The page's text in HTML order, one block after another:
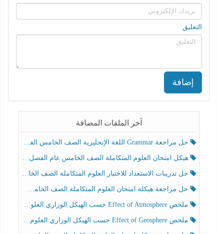
التعليق
إضافة
آخر الملفات المضافة
حل مراجعة Grammar اللغة الإنجليزية الصف الخامس الفصل الثالث
هيكل امتحان العلوم المتكاملة الصف الخامس عام الفصل الدراسي الثالث 2025-2026
حل تدريبات الاستعداد للاختبار العلوم المتكاملة الصف الخامس عام الفصل الثالث
حل مراجعة هيكلة امتحان العلوم المتكاملة الصف الخامس انسبير الفصل الثالث
ملخص Effect of Atmosphere حسب الهيكل الوزاري العلوم المتكاملة الصف الخامس انسبير الفصل الثالث
ملخص Effect of Geosphere حسب الهيكل الوزاري العلوم المتكاملة الصف الخامس انسبير الفصل الثالث